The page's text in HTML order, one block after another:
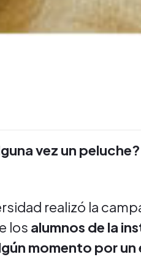
vez un peluche?
realizó la
los alumnos de la
momento por un